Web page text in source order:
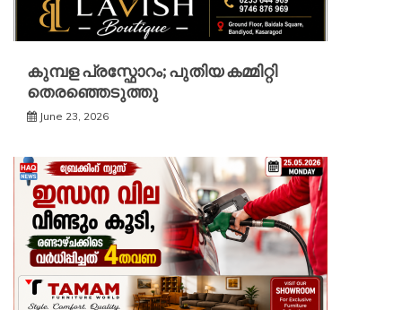
കുമ്പള പ്രസ്ഫോറം; പുതിയ കമ്മിറ്റി
തെരഞ്ഞെടുത്തു
June 23, 2026